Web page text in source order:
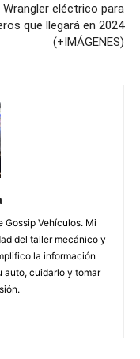
Wrangler eléctrico para
que llegará en 2024
(+IMÁGENES)
Gossip Vehículos. Mi
del taller mecánico y
la información
auto, cuidarlo y tomar